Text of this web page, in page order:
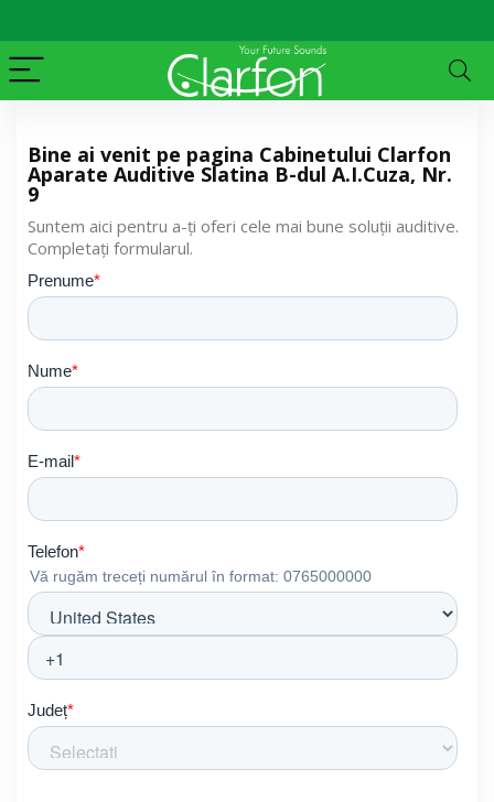
Bine ai venit pe pagina Cabinetului Clarfon
Aparate Auditive Slatina B-dul A.I.Cuza, Nr.
9
Suntem aici pentru a-ți oferi cele mai bune soluții auditive.
Completați formularul.